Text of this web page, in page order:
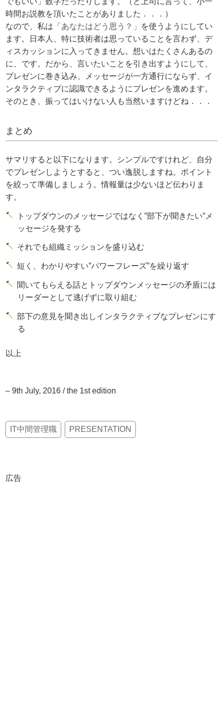
時間お説教を頂いたことがありました．．．）
なので、私は 「あなたはどう思う？」
を使うようにしてい
ます。日本人、特に技術者は思っていることを言わず、デ
ィスカッションに入ってきません。想いはたくさんあるの
に、です。だから、言いたいことを引き出すようにして、
プレゼンに巻き込み、メッセージが一方通行にならず、イ
ンタラクティブに認識できるようにプレゼンを進めます。
そのとき、振ってはいけない人も当然いますけどね．．．
まとめ
サマリすると以下になります。シンプルですけれど、自分
でプレゼンしようとすると、つい逸脱しますね。ポイント
を絞って準備しましょう。情報量は少ないほど伝わりま
す。
トップダウンのメッセージではなく”部下が聞きたい”メ
ッセージを発する
それでも組織ミッションを盛り込む
短く、わかりやすい”パワーフレーズ”を繰り返す
聞いてもらえる話とトップダウンメッセージの矛盾には
リーダーとして逃げずに取り組む
部下の意見を聞き出しインタラクティブなプレゼンにす
る
以上
– 9th July, 2016 / the 1st edition
IT中間管理職 PRESENTATION
広告